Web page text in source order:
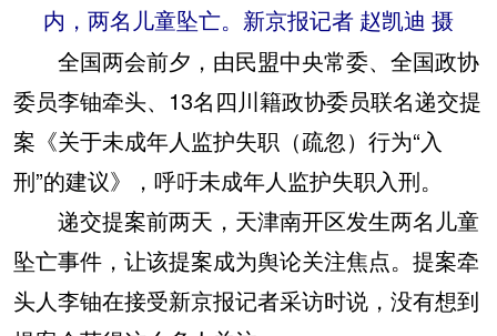
内，两名儿童坠亡。新京报记者 赵凯迪 摄
全国两会前夕，由民盟中央常委、全国政协
委员李铀牵头、13名四川籍政协委员联名递交提
案《关于未成年人监护失职（疏忽）行为“入
刑”的建议》，呼吁未成年人监护失职入刑。
递交提案前两天，天津南开区发生两名儿童
坠亡事件，让该提案成为舆论关注焦点。提案牵
头人李铀在接受新京报记者采访时说，没有想到